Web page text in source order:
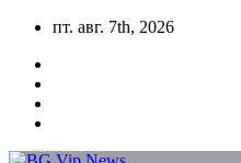
Skip
content
пт. авг. 7th, 2026